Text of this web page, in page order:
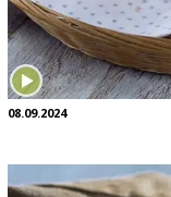
08.09.2024